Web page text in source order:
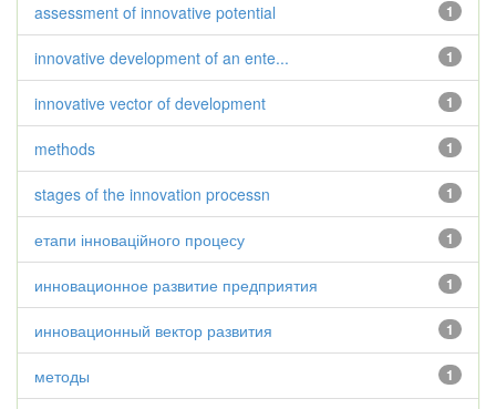
1
assessment of innovative potential
1
innovative development of an ente...
1
innovative vector of development
1
methods
1
stages of the innovation processn
1
етапи інноваційного процесу
1
инновационное развитие предприятия
1
инновационный вектор развития
1
методы